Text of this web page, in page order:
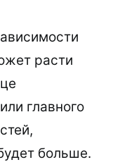
расти
главного
больше.